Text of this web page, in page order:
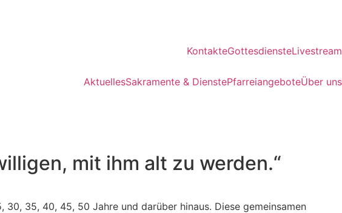
KontakteGottesdiensteLivestream
AktuellesSakramente & DienstePfarreiangeboteÜber uns
mit ihm alt zu werden.“
35, 40, 45, 50 Jahre und darüber hinaus. Diese gemeinsamen